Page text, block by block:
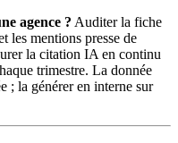
agence ? Auditer la fiche
les mentions presse de
la citation IA en continu
trimestre. La donnée
; la générer en interne sur